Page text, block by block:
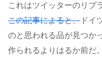
これはツイッターのリプ
この記事によると、 ドイ
のと思われる品が見つか
作られるよりはるか前だ